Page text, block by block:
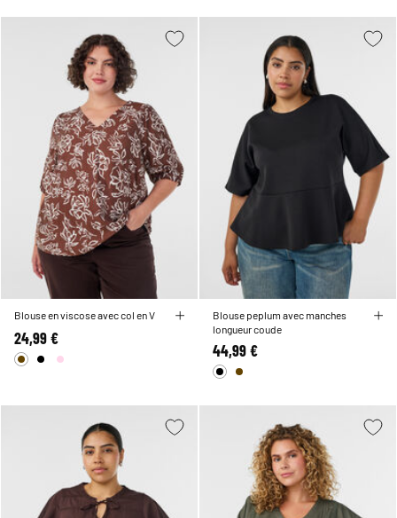
Blouse en viscose avec col en V
24,99 €
Blouse peplum avec manches
longueur coude
44,99 €